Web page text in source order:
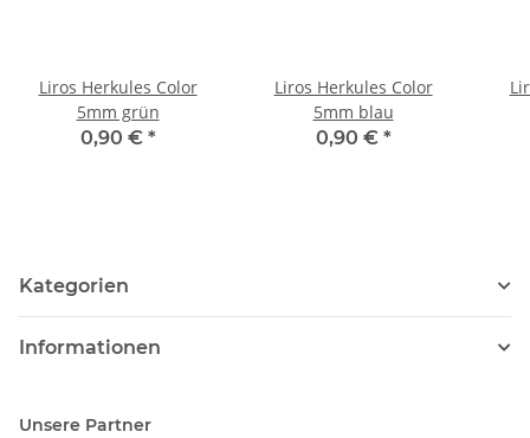
Liros Herkules Color
5mm grün
0,90 € *
Liros Herkules Color
5mm blau
0,90 € *
Kategorien
Informationen
Unsere Partner